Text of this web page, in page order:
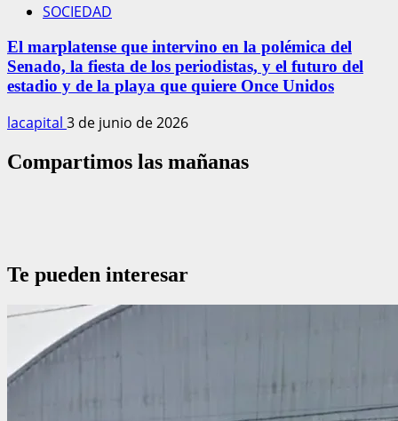
SOCIEDAD
El marplatense que intervino en la polémica del
Senado, la fiesta de los periodistas, y el futuro del
estadio y de la playa que quiere Once Unidos
lacapital 3 de junio de 2026
Compartimos las mañanas
Te pueden interesar